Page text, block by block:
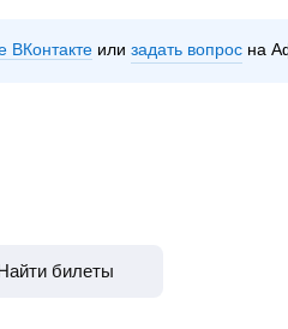
ВКонтакте задать вопрос на
билеты